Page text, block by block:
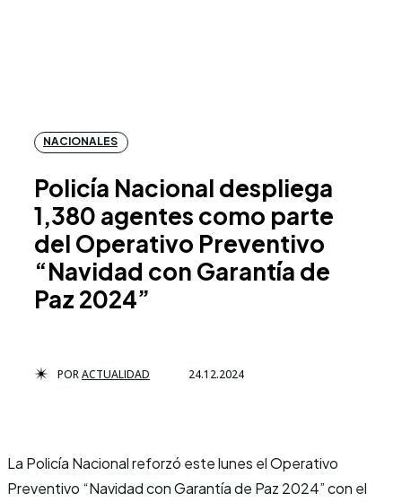
NACIONALES
Policía Nacional despliega
1,380 agentes como parte
del Operativo Preventivo
“Navidad con Garantía de
Paz 2024”
PORACTUALIDAD 24.12.2024
La Policía Nacional reforzó este lunes el Operativo
Preventivo “Navidad con Garantía de Paz 2024” con el